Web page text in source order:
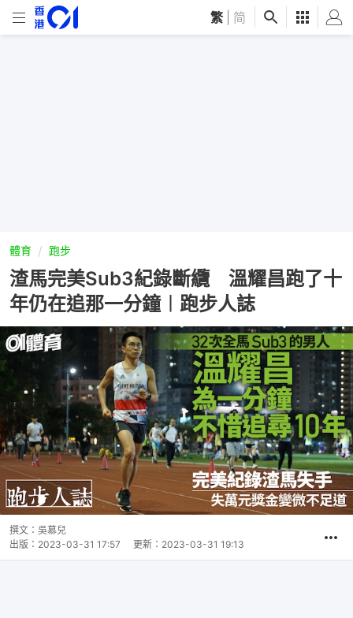
繁 简
體育 跑步
渣馬完美Sub3紀錄斷纜 溫耀昌跑了十
年仍在追那一分鐘︱跑步人誌
撰文： 吳慕兒
出版： 2023-03-31 17:57 更新： 2023-03-31 19:13